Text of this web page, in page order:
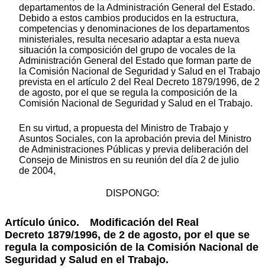
departamentos de la Administración General del Estado.
Debido a estos cambios producidos en la estructura,
competencias y denominaciones de los departamentos
ministeriales, resulta necesario adaptar a esta nueva
situación la composición del grupo de vocales de la
Administración General del Estado que forman parte de
la Comisión Nacional de Seguridad y Salud en el Trabajo
prevista en el artículo 2 del Real Decreto 1879/1996, de 2
de agosto, por el que se regula la composición de la
Comisión Nacional de Seguridad y Salud en el Trabajo.
En su virtud, a propuesta del Ministro de Trabajo y
Asuntos Sociales, con la aprobación previa del Ministro
de Administraciones Públicas y previa deliberación del
Consejo de Ministros en su reunión del día 2 de julio
de 2004,
DISPONGO:
Artículo único. Modificación del Real
Decreto 1879/1996, de 2 de agosto, por el que se
regula la composición de la Comisión Nacional de
Seguridad y Salud en el Trabajo.